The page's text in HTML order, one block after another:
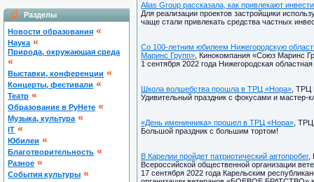
Разделы
Новости образования «
Наука «
Природа, окружающая среда
«
Выставки, конференции «
Концерты, фестивали «
Театр «
Образование в РуНете «
Музыка, культура «
IT «
Юбилеи «
Благотворительность «
Разное «
Cобытия культуры «
Alias Group рассказала, как привлекают
Для реализации проектов застройщики
чаще стали привлекать средства частных
Со 100-летним юбилеем Нижегородскую
Маринс Групп» , Кинокомпания «Союз Маринс
1 сентября 2022 года Нижегородская
Школа волшебства прошла в ТРЦ «Нора» ,
Удивительный праздник с фокусами и мастер-
«День именинника» прошел в ТРЦ «Нора» ,
Большой праздник с большим тортом!
В Карелии пройдет патриотический автопробег,
Всероссийской общественной организации
17 сентября 2022 года Карельским